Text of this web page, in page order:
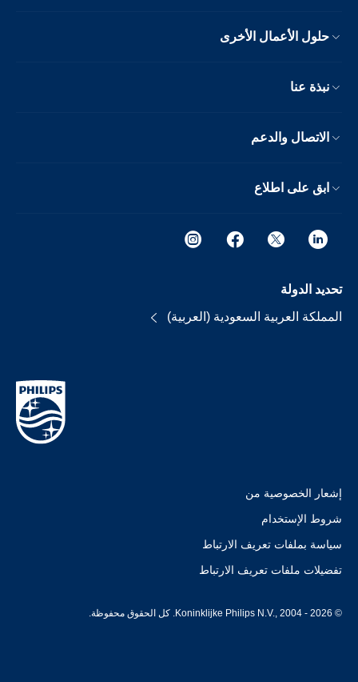
حلول الأعمال الأخرى
نبذة عنا
الاتصال والدعم
ابق على اطلاع
تحديد الدولة
المملكة العربية السعودية (العربية)
إشعار الخصوصية من
شروط الإستخدام
سياسة بملفات تعريف الارتباط
تفضيلات ملفات تعريف الارتباط
© Koninklijke Philips N.V., 2004 - 2026. كل الحقوق محفوظة.